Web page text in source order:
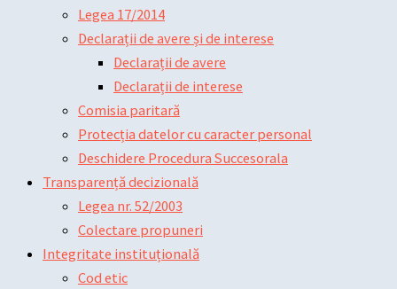
Legea 17/2014
Declarații de avere și de interese
Declarații de avere
Declarații de interese
Comisia paritară
Protecția datelor cu caracter personal
Deschidere Procedura Succesorala
Transparență decizională
Legea nr. 52/2003
Colectare propuneri
Integritate instituțională
Cod etic